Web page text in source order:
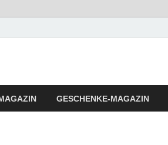
GESCHENKE-MAGAZIN